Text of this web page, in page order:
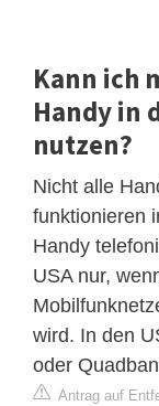
Kann ich
Handy in
nutzen?
Nicht alle
funktionieren
Handy
USA nur,
wird. In den
oder
Antrag auf